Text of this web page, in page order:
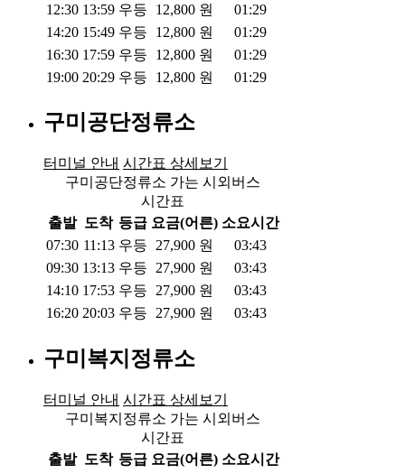
12:30 13:59 우등 12,800 원
01:29
14:20 15:49 우등 12,800 원
01:29
16:30 17:59 우등 12,800 원
01:29
19:00 20:29 우등 12,800 원 01:29
구미공단정류소
터미널 안내 시간표 상세보기
구미공단정류소 가는 시외버스
시간표
출발 도착 등급 요금(어른) 소요시간
07:30 11:13 우등 27,900 원
03:43
09:30 13:13 우등 27,900 원
03:43
14:10 17:53 우등 27,900 원
03:43
16:20 20:03 우등 27,900 원 03:43
구미복지정류소
터미널 안내 시간표 상세보기
구미복지정류소 가는 시외버스
시간표
출발 도착 등급 요금(어른) 소요시간